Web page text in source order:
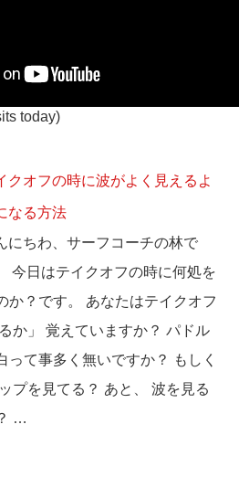
today)
クオフの時に波がよく見えるよ
なる方法
にちわ、サーフコーチの林で
今日はテイクオフの時に何処を
か？です。 あなたはテイクオフ
か」 覚えていますか？ パドル
って事多く無いですか？ もしく
プを見てる？ あと、 波を見る
…